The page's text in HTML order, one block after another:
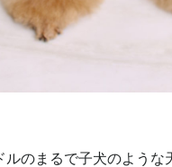
ルのまるで子犬のような